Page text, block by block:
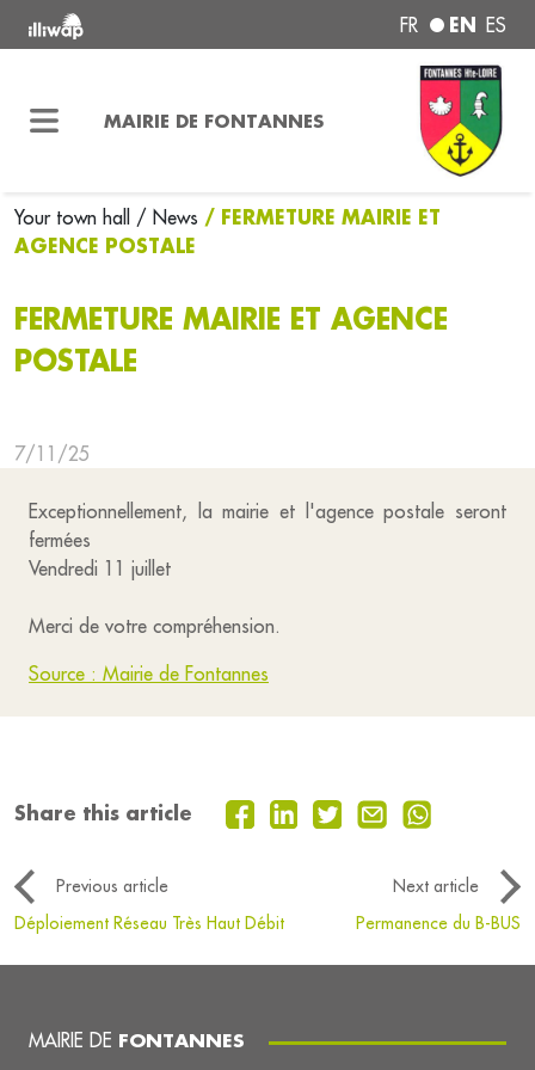
FR EN ES
MAIRIE DE FONTANNES
Your town hall / News / FERMETURE MAIRIE ET
AGENCE POSTALE
FERMETURE MAIRIE ET AGENCE
POSTALE
7/11/25
Exceptionnellement, la mairie et l'agence postale seront
fermées
Vendredi 11 juillet
Merci de votre compréhension.
Source : Mairie de Fontannes
Share this article
Previous article
Next article
Déploiement Réseau Très Haut Débit
Permanence du B-BUS
MAIRIE DE FONTANNES